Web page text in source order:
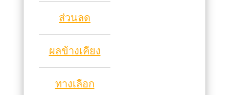
ส่วนลด
ผลข้างเคียง
ทางเลือก